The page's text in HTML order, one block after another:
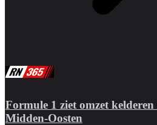
Formule 1 ziet omzet
Midden-Oosten